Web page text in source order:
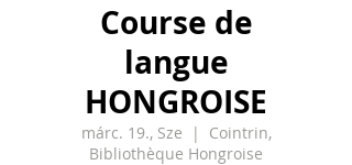
Course de
langue
HONGROISE
márc. 19., Sze
  |
Cointrin,
Bibliothèque Hongroise